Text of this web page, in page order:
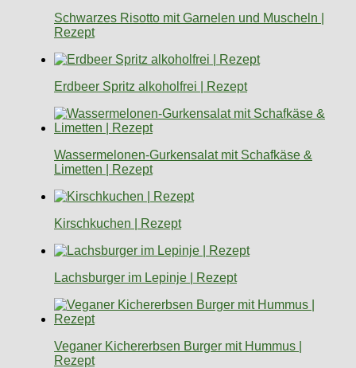
Schwarzes Risotto mit Garnelen und Muscheln |
Rezept
Erdbeer Spritz alkoholfrei | Rezept
Wassermelonen-Gurkensalat mit Schafkäse &
Limetten | Rezept
Kirschkuchen | Rezept
Lachsburger im Lepinje | Rezept
Veganer Kichererbsen Burger mit Hummus |
Rezept